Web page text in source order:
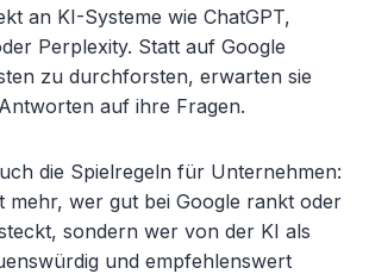
an KI-Systeme wie ChatGPT,
Perplexity. Statt auf Google
zu durchforsten, erwarten sie
auf ihre Fragen.
die Spielregeln für Unternehmen:
mehr, wer gut bei Google rankt oder
sondern wer von der KI als
und empfehlenswert